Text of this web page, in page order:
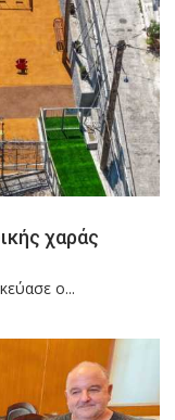
χαράς
ο...